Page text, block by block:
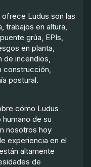
Ludus son las
trabajos en altura,
grúa, EPIs,
en planta,
de incendios,
construcción,
postural.
cómo Ludus
de su
nosotros hoy
experiencia en el
altamente
de